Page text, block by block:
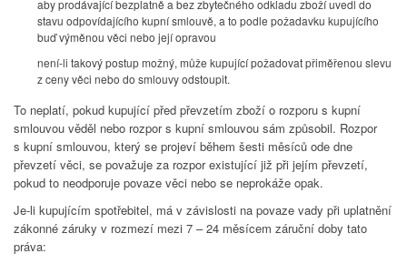
aby prodávající bezplatně a bez zbytečného odkladu zboží uvedl do
stavu odpovídajícího kupní smlouvě, a to podle požadavku kupujícího
buď výměnou věci nebo její opravou
není-li takový postup možný, může kupující požadovat přiměřenou slevu
z ceny věci nebo do smlouvy odstoupit.
To neplatí, pokud kupující před převzetím zboží o rozporu s kupní
smlouvou věděl nebo rozpor s kupní smlouvou sám způsobil. Rozpor
s kupní smlouvou, který se projeví během šesti měsíců ode dne
převzetí věci, se považuje za rozpor existující již při jejím převzetí,
pokud to neodporuje povaze věci nebo se neprokáže opak.
Je-li kupujícím spotřebitel, má v závislosti na povaze vady při uplatnění
zákonné záruky v rozmezí mezi 7 – 24 měsícem záruční doby tato
práva: